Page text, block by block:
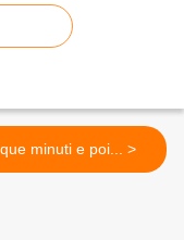
Cinque minuti e poi... >